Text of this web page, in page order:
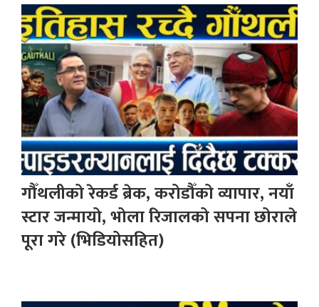
गौँथलीको रेकर्ड ब्रेक, करोडौँको व्यापार, नयाँ
स्टार जन्मायो, भोला रिजालको सपना छोराले
पूरा गरे (भिडियोसहित)